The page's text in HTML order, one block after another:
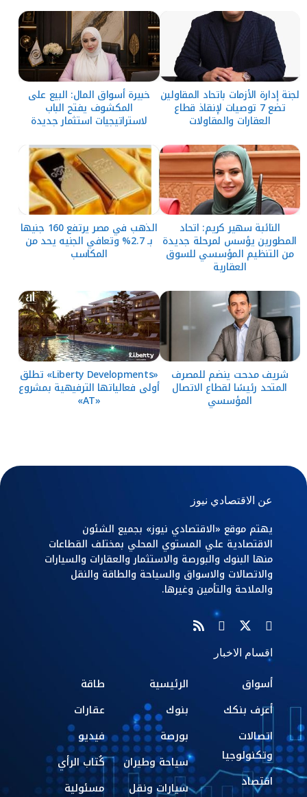
لجنة إدارة الأزمات باتحاد المقاولين
تضع 7 توصيات لإنقاذ قطاع
العقارات والمقاولات
خبيرة أسواق المال: البيع على
المكشوف يفتح الباب
لاستراتيجيات استثمار جديدة
النائبة سهير كريم: اتحاد
المطورين يؤسس لمرحلة جديدة
من التنظيم المؤسسي للسوق
العقارية
الذهب في مصر يرتفع 160 جنيها
بـ 2.7% وتعافي الجنيه يحد من
المكاسب
شريف مدحت ينضم للمصرف
المتحد رئيسًا لقطاع الاتصال
المؤسسي
«Liberty Developments» تطلق
أولى فعالياتها الترفيهية بمشروع
«AT»
عن الاقتصادي نيوز
يهتم موقع «الاقتصادي نيوز» بجميع الشئون
الاقتصادية علي المستوي المحلي بمختلف القطاعات
منها البنوك والبورصة والاستثمار والعقارات والسيارات
والاتصالات والاسواق والسياحة والطاقة والنقل
والملاحة والتأمين وغيرها.
اقسام الاخبار
أسواق
أعرف بنكك
اتصالات
وتكنولوجيا
اقتصاد
الرئيسية
بنوك
بورصة
سياحة وطيران
سيارات ونقل
طاقة
عقارات
فيديو
كُتاب الرأي
مسئولية